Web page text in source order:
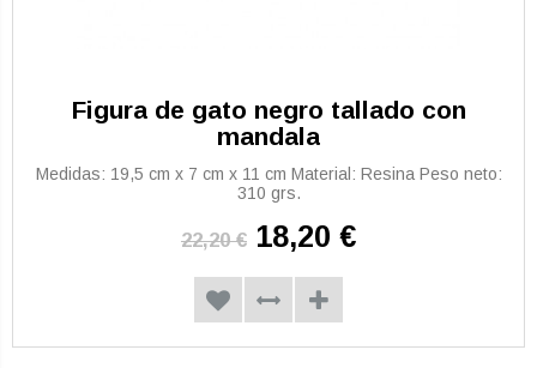
Figura de gato negro tallado con
mandala
Medidas: 19,5 cm x 7 cm x 11 cm Material: Resina Peso neto:
310 grs.
22,20 € 18,20 €